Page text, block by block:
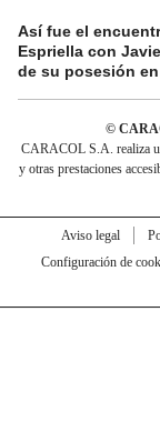
Así fue el
Espriella con
de su posesión
©
CARACOL S.A. realiza
y otras prestaciones
Aviso legal
Configuración de